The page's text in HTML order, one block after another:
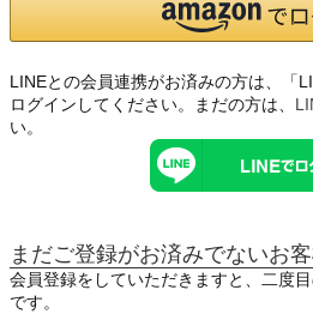
LINEとの会員連携がお済みの方は、「
ログインしてください。まだの方は、
い。
まだご登録がお済みでないお
会員登録をしていただきますと、二度
です。